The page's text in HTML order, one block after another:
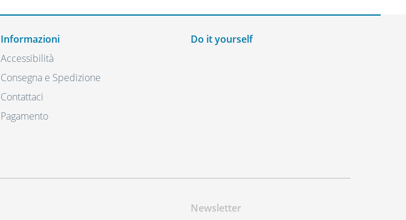
Informazioni
Accessibilità
Consegna e Spedizione
Contattaci
Pagamento
Do it yourself
Newsletter